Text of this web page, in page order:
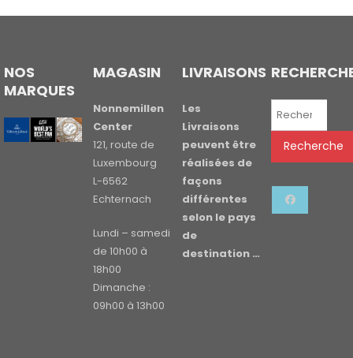
NOS
MARQUES
MAGASIN
Nonnemillen
Center
121, route de
Luxembourg
L-6562
Echternach
Lundi – samedi
de 10h00 à
18h00
Dimanche :
09h00 à 13h00
LIVRAISONS
Les
Livraisons
peuvent être
réalisées de
façons
différentes
selon le pays
de
destination …
Recherche